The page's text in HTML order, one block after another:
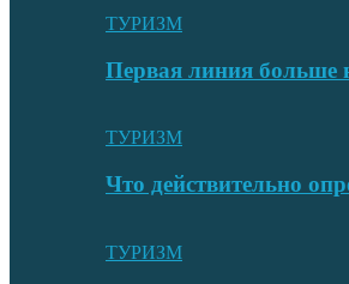
ТУРИЗМ
Первая линия больше
ТУРИЗМ
Что действительно
ТУРИЗМ